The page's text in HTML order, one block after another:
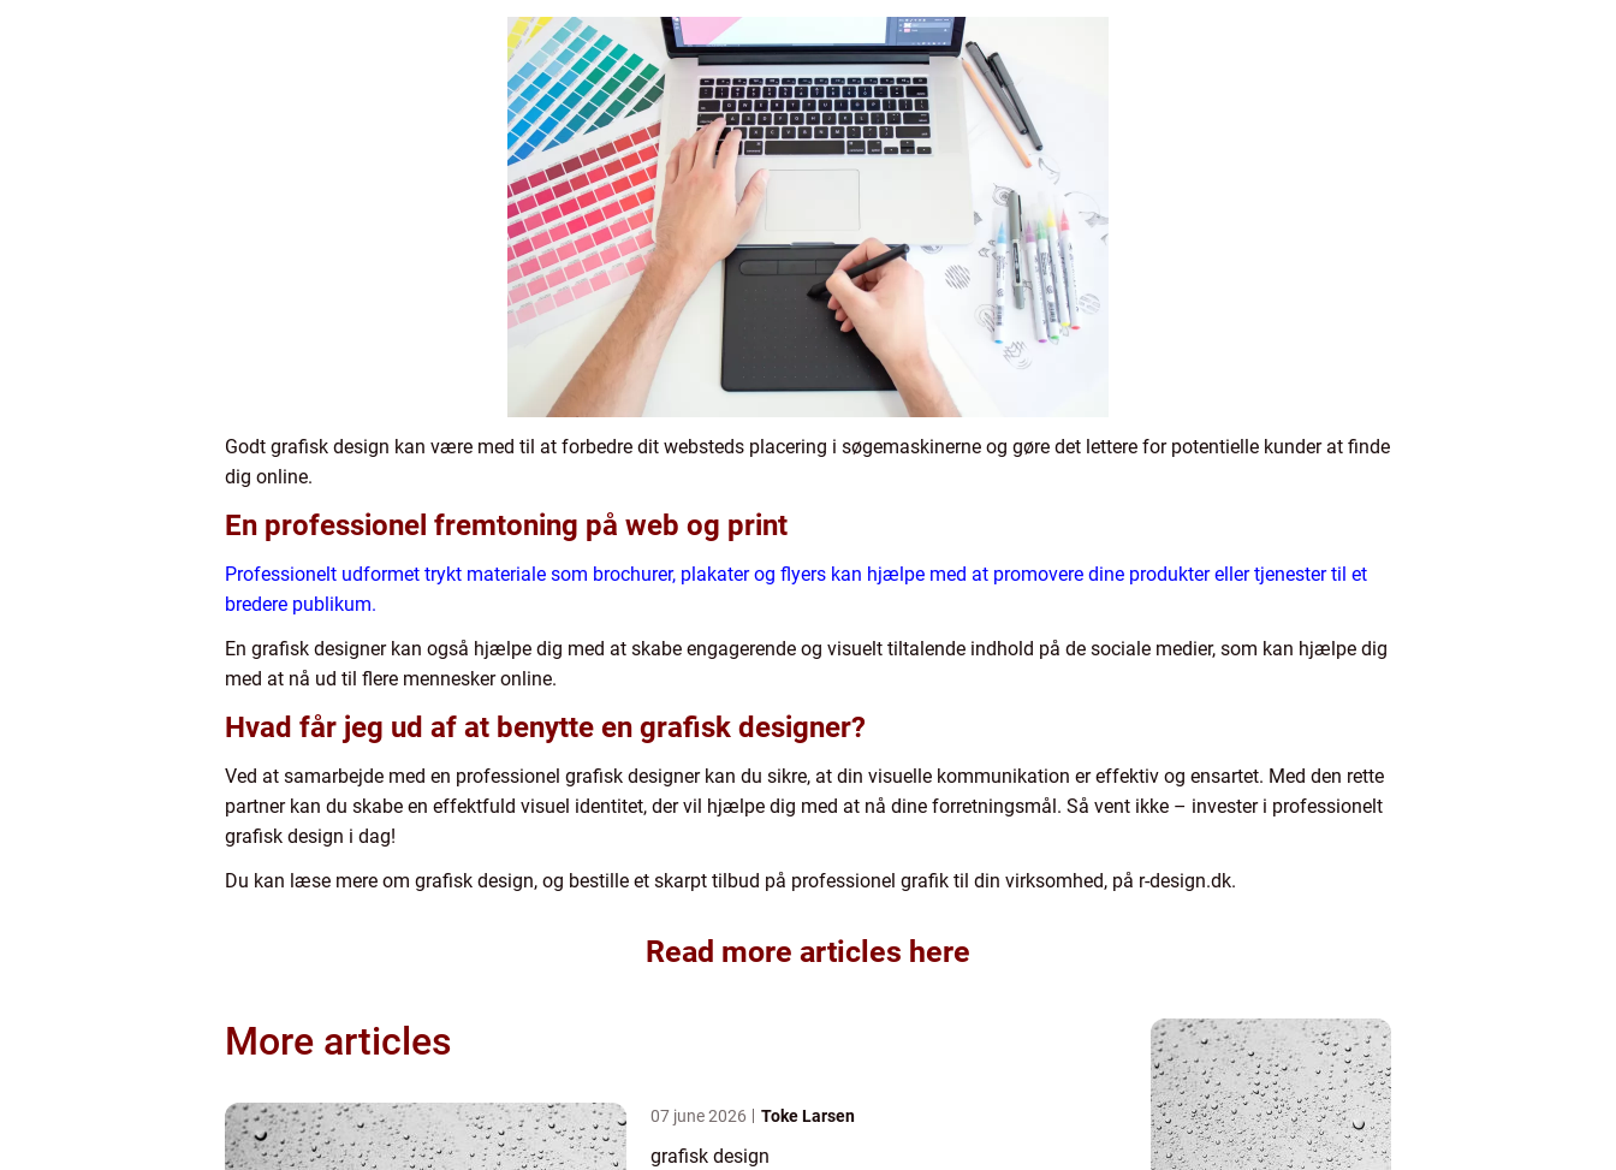
Godt grafisk design kan være med til at forbedre dit websteds placering i søgemaskinerne og gøre det lettere for potentielle kunder at finde
dig online.
En professionel fremtoning på web og print
Professionelt udformet trykt materiale som brochurer, plakater og flyers kan hjælpe med at promovere dine produkter eller tjenester til et
bredere publikum.
En grafisk designer kan også hjælpe dig med at skabe engagerende og visuelt tiltalende indhold på de sociale medier, som kan hjælpe dig
med at nå ud til flere mennesker online.
Hvad får jeg ud af at benytte en grafisk designer?
Ved at samarbejde med en professionel grafisk designer kan du sikre, at din visuelle kommunikation er effektiv og ensartet. Med den rette
partner kan du skabe en effektfuld visuel identitet, der vil hjælpe dig med at nå dine forretningsmål. Så vent ikke – invester i professionelt
grafisk design i dag!
Du kan læse mere om grafisk design, og bestille et skarpt tilbud på professionel grafik til din virksomhed, på r-design.dk.
Read more articles here
More articles
07 june 2026 Toke Larsen
grafisk design